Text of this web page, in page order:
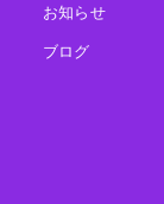
お知らせ
ブログ